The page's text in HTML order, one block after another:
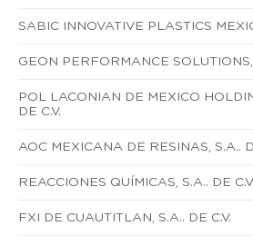
SABIC INNOVATIVE PLASTICS
GEON PERFORMANCE SOLUTIONS,
POL LACONIAN DE MEXICO
DE C.V.
AOC MEXICANA DE RESINAS, S.A..
REACCIONES QUÍMICAS, S.A.. DE C.V.
FXI DE CUAUTITLAN, S.A.. DE C.V.